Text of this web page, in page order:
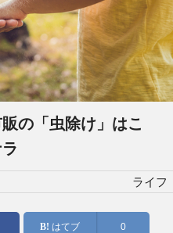
の「虫除け」はこ
ライフ
はてブ 0